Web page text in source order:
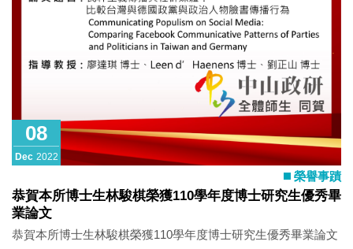
08
Dec 2022
榮譽事蹟
恭賀本所博士生林駿棋榮獲110學年度博士研究生優秀畢
業論文
恭賀本所博士生林駿棋榮獲110學年度博士研究生優秀畢業論文